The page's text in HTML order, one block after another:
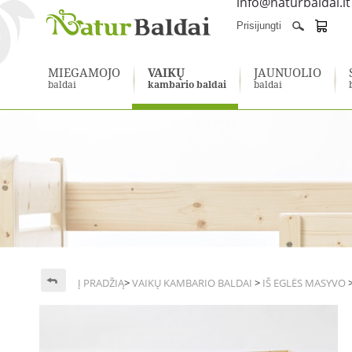
Prisijungti
MIEGAMOJO
baldai
VAIKŲ
kambario baldai
JAUNUOLIO
baldai
Į PRADŽIĄ>VAIKŲ KAMBARIO BALDAI > IŠ EGLĖS MASYVO